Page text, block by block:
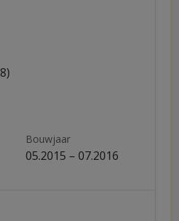
Bouwjaar
05.2015 – 07.2016